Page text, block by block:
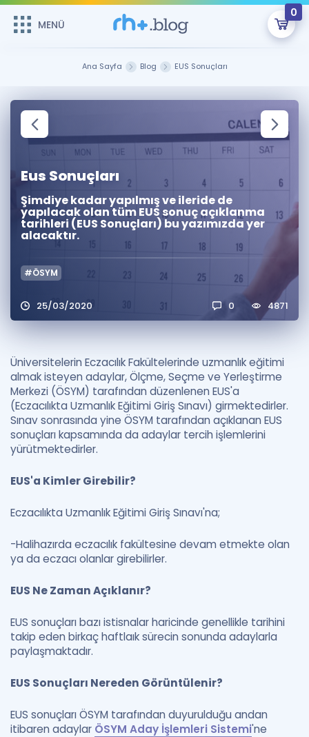
MENÜ
0
ÜYE DEĞİLİM
Sepetin Şu An Boş.
Remzi Hoca ile seni sınava hazırlayacak onlarca eğitim seni
bekliyor!
MENÜ
Çalışma Paketleri
Kitaplar ve Kaynaklar
Katılımcı Görüşleri
Faydalı Araçlar
Ücretsiz Kaynaklar
Puan Hesaplama
ÖSYM Sınav Takvimi
Kampanyalar
Blog
İngilizce Gramer
İngilizce Gramer
Hakkımızda
Kariyer
Soru & Cevap
Ana Sayfa Blog EUS Sonuçları
Eus Sonuçları
Şimdiye kadar yapılmış ve ileride de
yapılacak olan tüm EUS sonuç açıklanma
tarihleri (EUS Sonuçları) bu yazımızda yer
alacaktır.
#ÖSYM
25/03/2020 0 4871
Üniversitelerin Eczacılık Fakültelerinde uzmanlık eğitimi
almak isteyen adaylar, Ölçme, Seçme ve Yerleştirme
Merkezi (ÖSYM) tarafından düzenlenen EUS'a
(Eczacılıkta Uzmanlık Eğitimi Giriş Sınavı) girmektedirler.
Sınav sonrasında yine ÖSYM tarafından açıklanan EUS
sonuçları kapsamında da adaylar tercih işlemlerini
yürütmektedirler.
EUS'a Kimler Girebilir?
Eczacılıkta Uzmanlık Eğitimi Giriş Sınavı'na;
-Halihazırda eczacılık fakültesine devam etmekte olan
ya da eczacı olanlar girebilirler.
EUS Ne Zaman Açıklanır?
EUS sonuçları bazı istisnalar haricinde genellikle tarihini
takip eden birkaç haftlaık sürecin sonunda adaylarla
paylaşmaktadır.
EUS Sonuçları Nereden Görüntülenir?
EUS sonuçları ÖSYM tarafından duyurulduğu andan
itibaren adaylar ÖSYM Aday İşlemleri Sistemi'ne